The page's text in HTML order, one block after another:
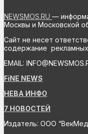
NEWSMOS.RU —
Москвы и Московской
Сайт не несет
содержание
EMAIL:
FiNE NEWS
НЕВА ИНФО
7 НОВОСТЕЙ
Издатель: ООО